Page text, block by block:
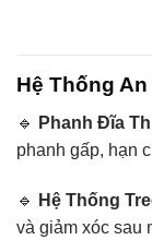
Hệ Thống
🔹 Phanh Đĩa
phanh gấp, hạn
🔹 Hệ Thống
và giảm xóc sau